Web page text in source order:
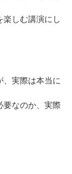
楽しむ講演にし
、実際は本当に
要なのか、実際